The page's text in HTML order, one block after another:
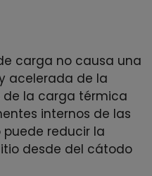
carga no causa una
acelerada de la
de la carga térmica
internos de las
puede reducir la
desde del cátodo